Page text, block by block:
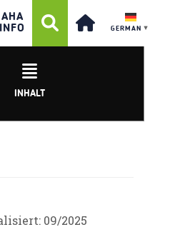
AHA
INFO
GERMAN ▼
INHALT
09/2025